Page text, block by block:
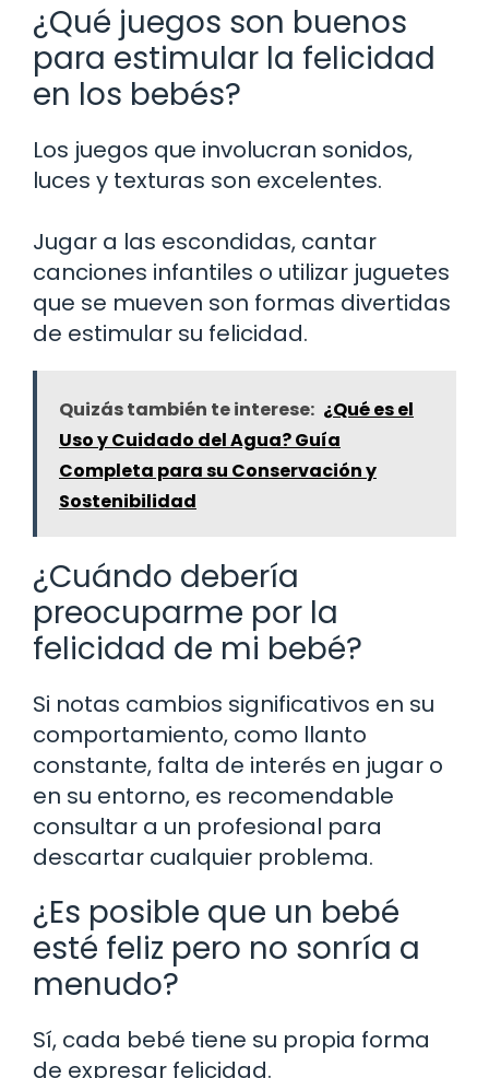
¿Qué juegos son buenos
para estimular la felicidad
en los bebés?
Los juegos que involucran sonidos,
luces y texturas son excelentes.
Jugar a las escondidas, cantar
canciones infantiles o utilizar juguetes
que se mueven son formas divertidas
de estimular su felicidad.
Quizás también te interese: ¿Qué es el
Uso y Cuidado del Agua? Guía
Completa para su Conservación y
Sostenibilidad
¿Cuándo debería
preocuparme por la
felicidad de mi bebé?
Si notas cambios significativos en su
comportamiento, como llanto
constante, falta de interés en jugar o
en su entorno, es recomendable
consultar a un profesional para
descartar cualquier problema.
¿Es posible que un bebé
esté feliz pero no sonría a
menudo?
Sí, cada bebé tiene su propia forma
de expresar felicidad.